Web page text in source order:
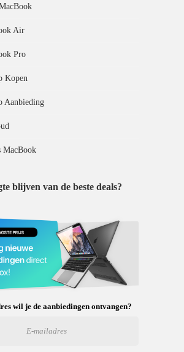
Air
Pro
Kopen
Aanbieding
MacBook
blijven van de beste deals?
wil je de aanbiedingen ontvangen?